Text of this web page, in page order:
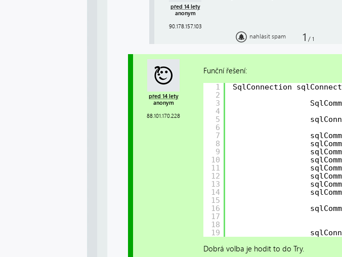
před 14 lety
anonym
90.178.157.103
nahlásit spam 1 / 1
před 14 lety
anonym
88.101.170.228
Funční řešení:
1
2
3
4
5
6
7
8
9
10
11
12
13
14
15
16
17
18
19
SqlConnection
Dobrá volba je hodit to do Try.